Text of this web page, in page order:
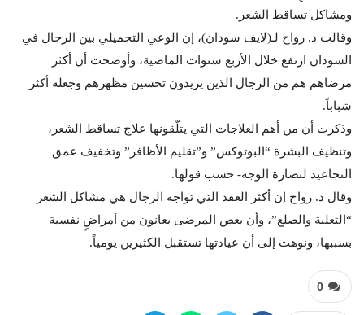
ومشاكل تساقط الشعر.
وقالت د. رواح لـ(لايف سودان)، إن الوعي التجميلي بين الرجال في
السودان ارتفع خلال الأربع سنوات الماضية، وأوضحت أن أكثر
مرضاهم هم من الرجال الذين يريدون تحسين مظهرهم وجعله أكثر
شباباً.
وذكرت أن من أهم العلاجات التي يتلّقونها علاج تساقط الشعر،
وتنظيف البشرة “البوتوكس” و”تقليم الأظافر” وتخفيف عمق
التجاعيد لنضارة الوجه- حسب قولها.
وقال د. رواح إن أكثر العقد التي تواجه الرجال هي مشاكل الشعر
“الثعلبة والصلع”، وأن بعص المرضى يعانون من أمراضٍ نفسية
بسببها، ونوهت إلى أن عيادتها تستقبل الكثيرين يومياً.
0